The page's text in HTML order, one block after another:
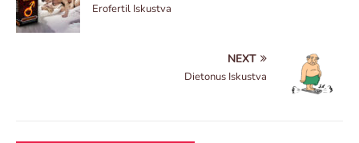
Erofertil Iskustva
NEXT
Dietonus Iskustva